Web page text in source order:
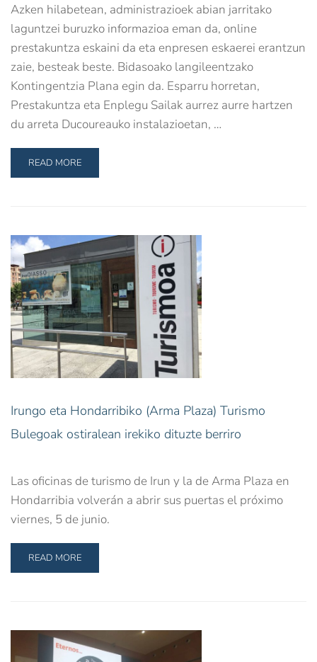
Azken hilabetean, administrazioek abian jarritako
laguntzei buruzko informazioa eman da, online
prestakuntza eskaini da eta enpresen eskaerei erantzun
zaie, besteak beste. Bidasoako langileentzako
Kontingentzia Plana egin da. Esparru horretan,
Prestakuntza eta Enplegu Sailak aurrez aurre hartzen
du arreta Ducoureauko instalazioetan, …
READ MORE
Irungo eta Hondarribiko (Arma Plaza) Turismo
Bulegoak ostiralean irekiko dituzte berriro
Las oficinas de turismo de Irun y la de Arma Plaza en
Hondarribia volverán a abrir sus puertas el próximo
viernes, 5 de junio.
READ MORE